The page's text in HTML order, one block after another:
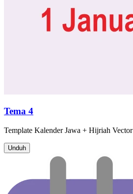
Tema 4
Template Kalender Jawa + Hijriah Vector
Unduh